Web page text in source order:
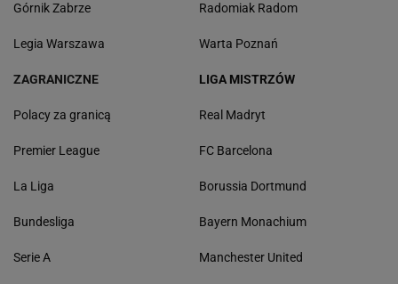
Górnik Zabrze
Legia Warszawa
Radomiak Radom
Warta Poznań
ZAGRANICZNE
Polacy za granicą
Premier League
La Liga
Bundesliga
Serie A
LIGA MISTRZÓW
Real Madryt
FC Barcelona
Borussia Dortmund
Bayern Monachium
Manchester United